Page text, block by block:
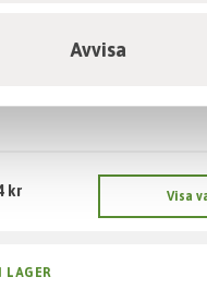
Avvisa
kr Visa
I LAGER